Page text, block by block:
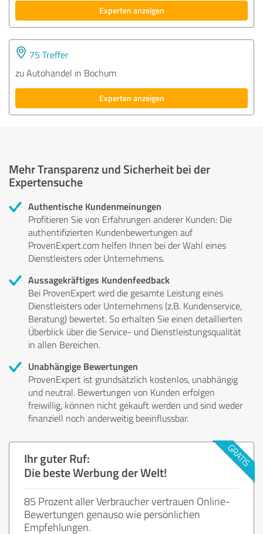
Experten anzeigen
75 Treffer
zu Autohandel in Bochum
Experten anzeigen
Mehr Transparenz und Sicherheit bei der
Expertensuche
Authentische Kundenmeinungen
Profitieren Sie von Erfahrungen anderer Kunden: Die
authentifizierten Kundenbewertungen auf
ProvenExpert.com helfen Ihnen bei der Wahl eines
Dienstleisters oder Unternehmens.
Aussagekräftiges Kundenfeedback
Bei ProvenExpert wird die gesamte Leistung eines
Dienstleisters oder Unternehmens (z.B. Kundenservice,
Beratung) bewertet. So erhalten Sie einen detaillierten
Überblick über die Service- und Dienstleistungsqualität
in allen Bereichen.
Unabhängige Bewertungen
ProvenExpert ist grundsätzlich kostenlos, unabhängig
und neutral. Bewertungen von Kunden erfolgen
freiwillig, können nicht gekauft werden und sind weder
finanziell noch anderweitig beeinflussbar.
Ihr guter Ruf:
Die beste Werbung der Welt!
85 Prozent aller Verbraucher vertrauen Online-
Bewertungen genauso wie persönlichen
Empfehlungen.